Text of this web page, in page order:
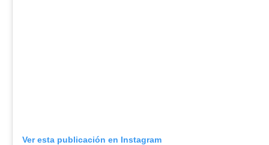
Ver esta publicación en Instagram